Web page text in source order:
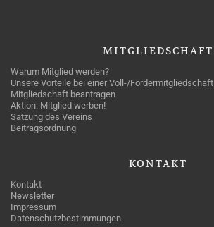
MITGLIEDSCHAFT
Warum Mitglied werden?
Unsere Vorteile bei einer Voll-/Fördermitgliedschaft
Mitgliedschaft beantragen
Aktion: Mitglied werben!
Satzung des Vereins
Beitragsordnung
KONTAKT
Kontakt
Newsletter
Impressum
Datenschutzbestimmungen